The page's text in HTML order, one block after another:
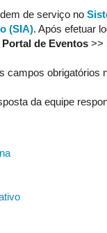
de serviço no
(SIA). Após efetuar
Portal de Eventos >>
campos obrigatórios
da equipe